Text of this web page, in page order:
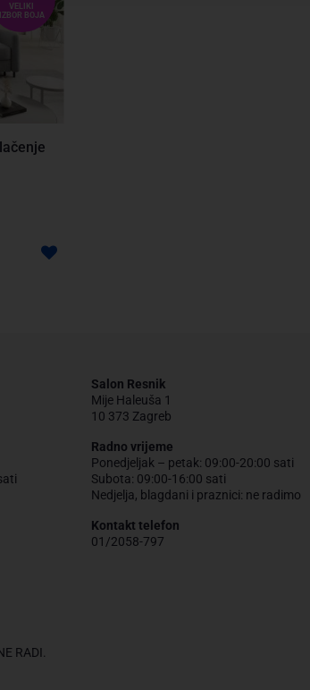
VELIKI
IZBOR BOJA
RADI.
Salon Resnik
Mije Haleuša 1
10 373 Zagreb
Radno vrijeme
Ponedjeljak – petak: 09:00-20:00 sati
Subota: 09:00-16:00 sati
Nedjelja, blagdani i praznici: ne radimo
Kontakt telefon
01/2058-797